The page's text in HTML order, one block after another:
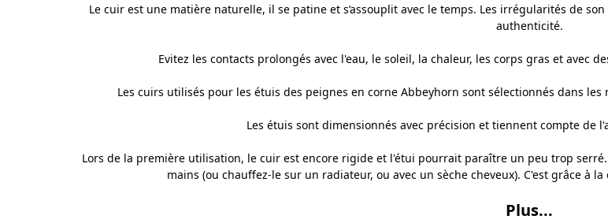
Le cuir est une matière naturelle, il se patine et s’assouplit avec le temps. Les irrégularités de
authenticité.
Evitez les contacts prolongés avec l'eau, le soleil, la chaleur, les corps gras et avec
Les cuirs utilisés pour les étuis des peignes en corne Abbeyhorn sont sélectionnés dans
Les étuis sont dimensionnés avec précision et tiennent compte de
Lors de la première utilisation, le cuir est encore rigide et l'étui pourrait paraître un peu trop
mains (ou chauffez-le sur un radiateur, ou avec un sèche cheveux). C'est grâce à
Plus...